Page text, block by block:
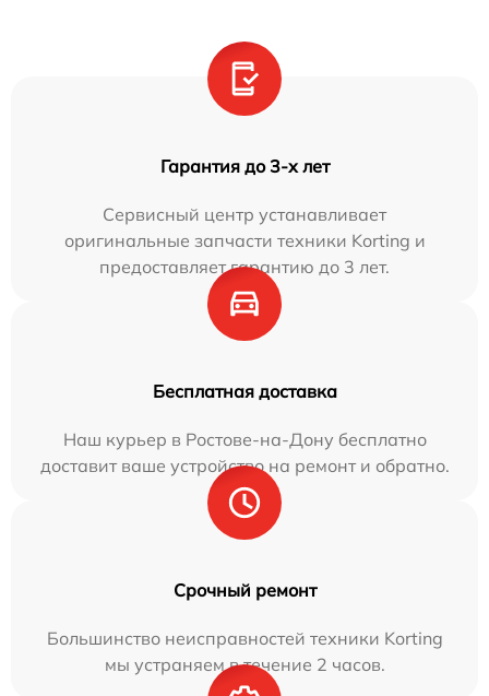
Гарантия до 3-х лет
Сервисный центр устанавливает
оригинальные запчасти техники Korting и
предоставляет гарантию до 3 лет.
Бесплатная доставка
Наш курьер в Ростове-на-Дону бесплатно
доставит ваше устройство на ремонт и обратно.
Срочный ремонт
Большинство неисправностей техники Korting
мы устраняем в течение 2 часов.